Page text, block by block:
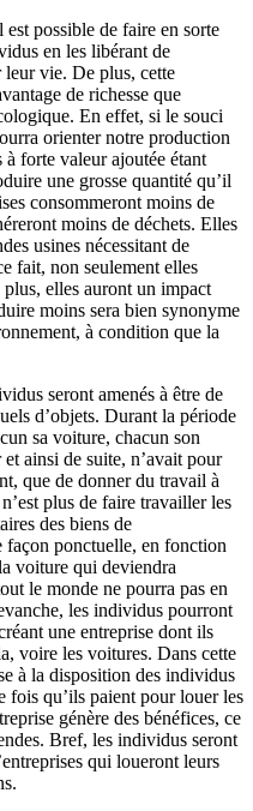
est possible de faire en sorte
en les libérant de
vie. De plus, cette
de richesse que
En effet, si le souci
orienter notre production
forte valeur ajoutée étant
une grosse quantité qu’il
consommeront moins de
moins de déchets. Elles
usines nécessitant de
fait, non seulement elles
elles auront un impact
moins sera bien synonyme
à condition que la
seront amenés à être de
d’objets. Durant la période
sa voiture, chacun son
ainsi de suite, n’avait pour
que de donner du travail à
plus de faire travailler les
des biens de
façon ponctuelle, en fonction
voiture qui deviendra
le monde ne pourra pas en
les individus pourront
une entreprise dont ils
voire les voitures. Dans cette
à la disposition des individus
fois qu’ils paient pour louer les
génère des bénéfices, ce
Bref, les individus seront
qui loueront leurs